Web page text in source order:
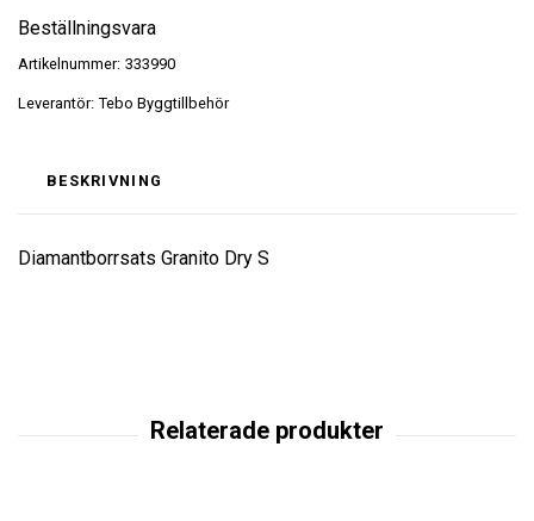
Beställningsvara
Artikelnummer: 333990
Leverantör: Tebo Byggtillbehör
BESKRIVNING
Diamantborrsats Granito Dry S